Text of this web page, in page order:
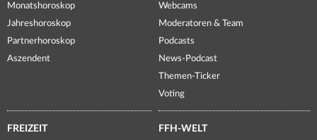
Monatshoroskop
Jahreshoroskop
Partnerhoroskop
Aszendent
Webcams
Moderatoren & Team
Podcasts
News-Podcast
Themen-Ticker
Voting
FREIZEIT FFH-WELT